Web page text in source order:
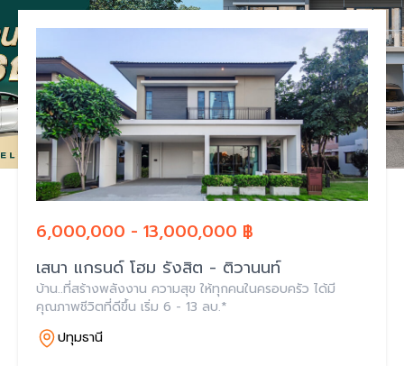
6,000,000 - 13,000,000 ฿
เสนา แกรนด์ โฮม รังสิต - ติวานนท์
บ้าน..ที่สร้างพลังงาน ความสุข ให้ทุกคนในครอบครัว ได้มี
คุณภาพชีวิตที่ดีขึ้น เริ่ม 6 - 13 ลบ.*
ปทุมธานี